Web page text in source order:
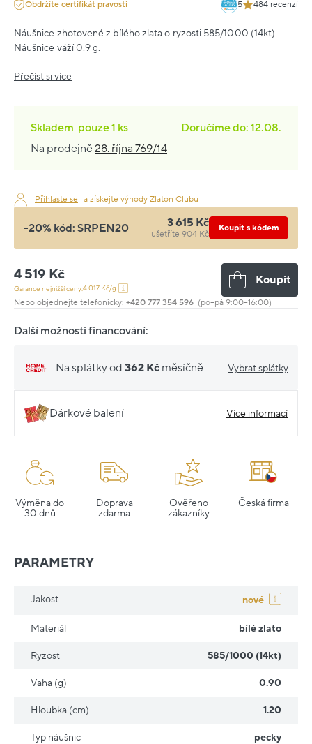
Obdržíte certifikát pravosti 5 484 recenzí
Náušnice zhotovené z bílého zlata o ryzosti 585/1000 (14kt).
Náušnice váží 0.9 g.
Přečíst si více
Skladem pouze1 ks
Doručíme do: 12.08.
Na prodejně28. října 769/14
Přihlaste se a získejte výhody Zlaton Clubu
-20% kód: SRPEN20 3 615 Kč
ušetříte 904 Kč
Koupit s kódem
4 519 Kč
Garance nejnižší ceny:4 017 Kč/g
Koupit
Nebo objednejte telefonicky: +420 777 354 596 (po–pá 9:00–16:00)
Další možnosti financování:
Na splátky od 362 Kč měsíčně Vybrat splátky
Dárkové balení Více informací
Výměna do
30 dnů
Doprava
zdarma
Ověřeno
zákazníky
Česká firma
PARAMETRY
Jakost nové
Materiál bílé zlato
Ryzost 585/1000 (14kt)
Vaha (g) 0.90
Hloubka (cm) 1.20
Typ náušnic pecky